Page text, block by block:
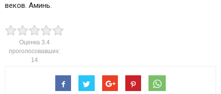
веков. Аминь.
Оценка 3.4
проголосовавших:
14